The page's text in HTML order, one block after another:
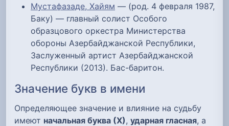
Мустафазаде, Хайям — (род. 4 февраля 1987,
Баку) — главный солист Особого
образцового оркестра Министерства
обороны Азербайджанской Республики,
Заслуженный артист Азербайджанской
Республики (2013). Бас-баритон.
Значение букв в имени
Определяющее значение и влияние на судьбу
имеют начальная буква (Х), ударная гласная, а